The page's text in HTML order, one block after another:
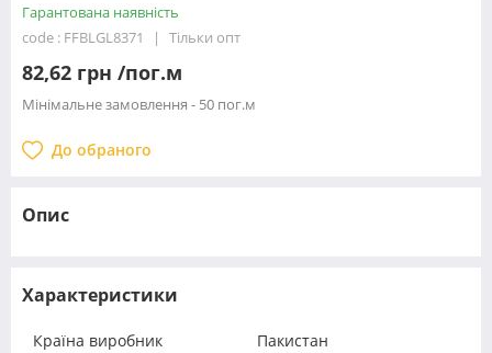
Гарантована наявність
code : FFBLGL8371
Тільки опт
82,62 грн /пог.м
Мінімальне замовлення - 50 пог.м
До обраного
Опис
Характеристики
Країна виробник Пакистан